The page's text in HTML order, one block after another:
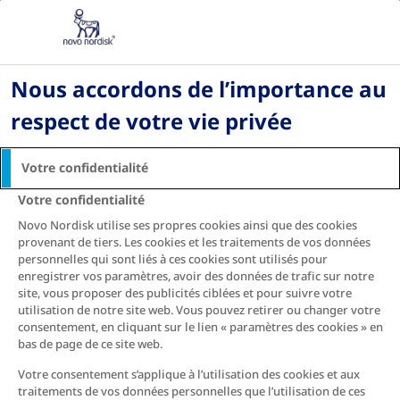
Politique de confidentialité et clause de non-responsabilité
À propos de Novo Nordisk
Nous contacter
2025 © Aldaph SPA
Aldaph SPA filiale du groupe Novo Nordisk en Algérie
Micro zone d’activités, Lot N°32 Hydra, Alger. |
Tél : +213 (0) 23 53 15 31 Fax : +213 (0) 23 53 14 30 |
www.novonordisk.dz
Nous accordons de l’importance au
respect de votre vie privée
Votre confidentialité
Votre confidentialité
Novo Nordisk utilise ses propres cookies ainsi que des cookies
provenant de tiers. Les cookies et les traitements de vos données
personnelles qui sont liés à ces cookies sont utilisés pour
enregistrer vos paramètres, avoir des données de trafic sur notre
site, vous proposer des publicités ciblées et pour suivre votre
utilisation de notre site web. Vous pouvez retirer ou changer votre
consentement, en cliquant sur le lien « paramètres des cookies » en
bas de page de ce site web.
Votre consentement s’applique à l’utilisation des cookies et aux
traitements de vos données personnelles que l’utilisation de ces